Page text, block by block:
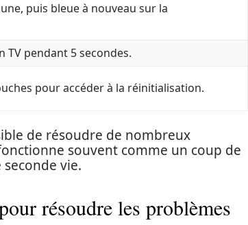
puis bleue à nouveau sur la
pendant 5 secondes.
pour accéder à la réinitialisation.
de résoudre de nombreux
souvent comme un coup de
vie.
résoudre les problèmes